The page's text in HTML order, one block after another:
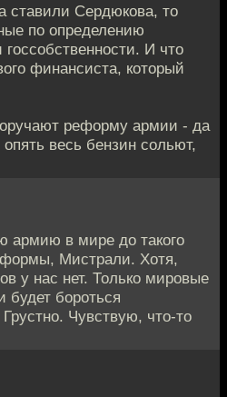
ставили Сердюкова, то
по определению
И что
финансиста, который
реформу армии - да
весь бензин сольют,
в мире до такого
Мистрали. Хотя,
у нас нет. Только мировые
будет бороться
Чувствую, что-то